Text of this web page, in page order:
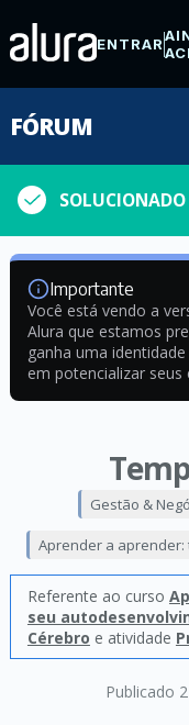
ENTRAR
FÓRUM
SOLUCIONADO
Importante
Você está vendo a
Alura que estamos
ganha uma
em potencializar seus
Publicado
Gestão &
Aprender a
Referente ao curso
seu
Cérebro e atividade